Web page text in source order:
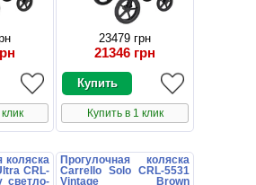
23479 грн
21346 грн
Купить в 1 клик
коляска
CRL-
светло-
Прогулочная коляска
Carrello Solo CRL-5531
Vintage Brown